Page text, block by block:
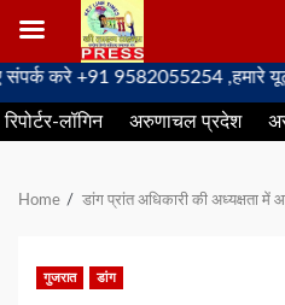
Skip
to
content
+91 9582055254 ,हमारे यूट्यूब
रिपोर्टर-लॉगिन अरुणाचल प्रदेश
Home डांग प्रांत अधिकारी की अध्यक्षता
गुजरात डांग